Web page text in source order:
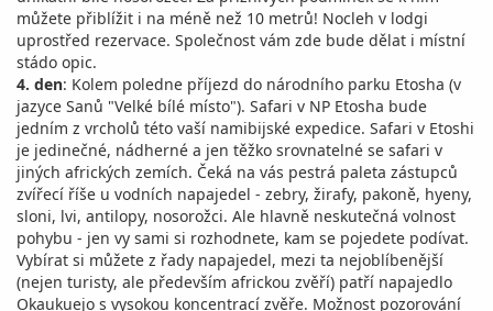
můžete přiblížit i na méně než 10 metrů! Nocleh v lodgi
uprostřed rezervace. Společnost vám zde bude dělat i místní
stádo opic.
4. den: Kolem poledne příjezd do národního parku Etosha (v
jazyce Sanů "Velké bílé místo"). Safari v NP Etosha bude
jedním z vrcholů této vaší namibijské expedice. Safari v Etoshi
je jedinečné, nádherné a jen těžko srovnatelné se safari v
jiných afrických zemích. Čeká na vás pestrá paleta zástupců
zvířecí říše u vodních napajedel - zebry, žirafy, pakoně, hyeny,
sloni, lvi, antilopy, nosorožci. Ale hlavně neskutečná volnost
pohybu - jen vy sami si rozhodnete, kam se pojedete podívat.
Vybírat si můžete z řady napajedel, mezi ta nejoblíbenější
(nejen turisty, ale především africkou zvěří) patří napajedlo
Okaukuejo s vysokou koncentrací zvěře. Možnost pozorování